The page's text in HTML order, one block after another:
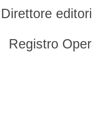
Direttore
Registro